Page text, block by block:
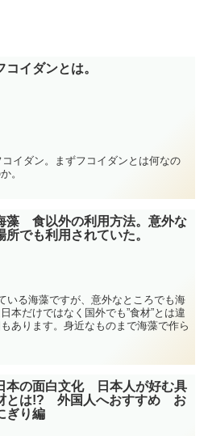
コイダンとは。
イダン。まずフコイダンとは何なの
。
藻 食以外の利用方法。意外な
所でも利用されていた。
いる海藻ですが、意外なところでも海
本だけではなく国外でも”食材”とは違
あります。身近なものまで海藻で作ら
本の面白文化 日本人が好む具
とは!? 外国人へおすすめ お
ぎり編